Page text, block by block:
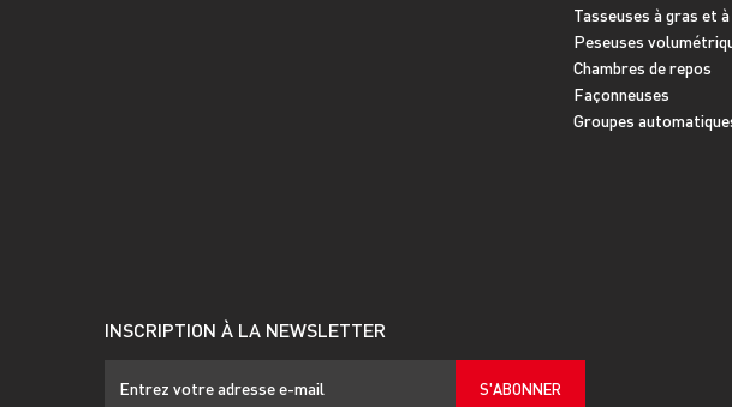
INSCRIPTION À LA NEWSLETTER
S'ABONNER
Tasseuses à gras et
Peseuses
Chambres de repos
Façonneuses
Groupes